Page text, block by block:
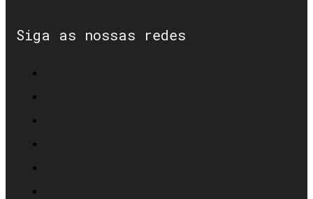
Siga as nossas redes